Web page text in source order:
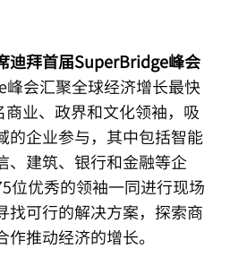
迪拜首届SuperBridge峰会
会汇聚全球经济增长最快
业、政界和文化领袖，吸
的企业参与，其中包括智能
、建筑、银行和金融等企
位优秀的领袖一同进行现场
找可行的解决方案，探索商
推动经济的增长。